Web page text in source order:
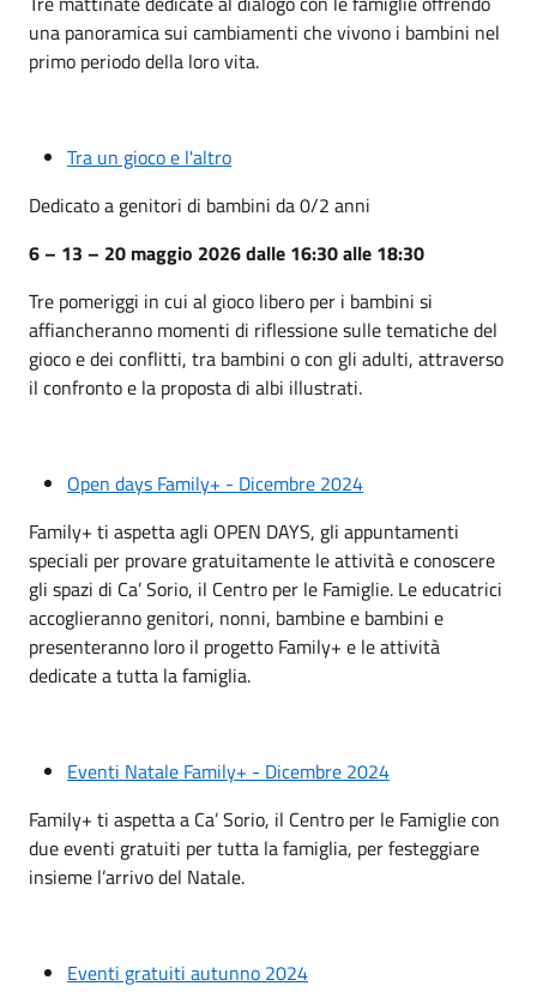
una panoramica sui cambiamenti che vivono i bambini nel
primo periodo della loro vita.
Tra un gioco e l'altro
Dedicato a genitori di bambini da 0/2 anni
6 – 13 – 20 maggio 2026 dalle 16:30 alle 18:30
Tre pomeriggi in cui al gioco libero per i bambini si
affiancheranno momenti di riflessione sulle tematiche del
gioco e dei conflitti, tra bambini o con gli adulti, attraverso
il confronto e la proposta di albi illustrati.
Open days Family+ - Dicembre 2024
Family+ ti aspetta agli OPEN DAYS, gli appuntamenti
speciali per provare gratuitamente le attività e conoscere
gli spazi di Ca’ Sorio, il Centro per le Famiglie. Le educatrici
accoglieranno genitori, nonni, bambine e bambini e
presenteranno loro il progetto Family+ e le attività
dedicate a tutta la famiglia.
Eventi Natale Family+ - Dicembre 2024
Family+ ti aspetta a Ca’ Sorio, il Centro per le Famiglie con
due eventi gratuiti per tutta la famiglia, per festeggiare
insieme l’arrivo del Natale.
Eventi gratuiti autunno 2024